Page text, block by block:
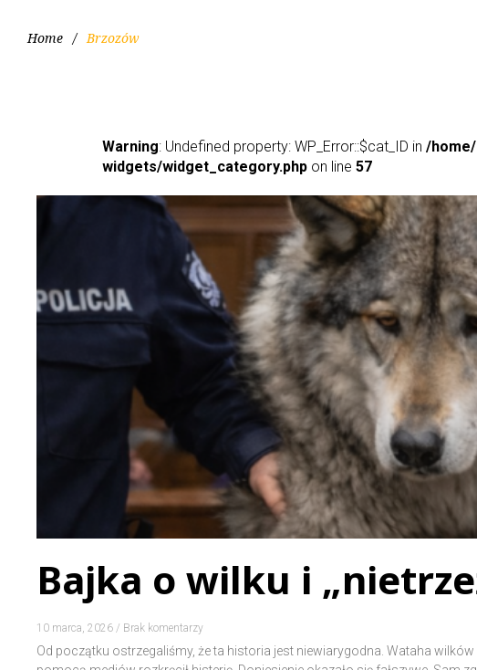
Home / Brzozów
Warning: Undefined property: WP_Error::$cat_ID in /
widgets/widget_category.php on line 57
Bajka o wilku i
10 marca, 2026 Brak komentarzy
Od początku ostrzegaliśmy, że ta historia jest niewiarygodna. Wataha